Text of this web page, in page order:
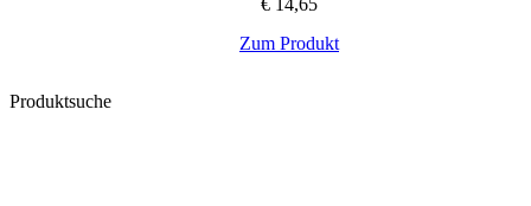
Zum Produkt
Produktsuche